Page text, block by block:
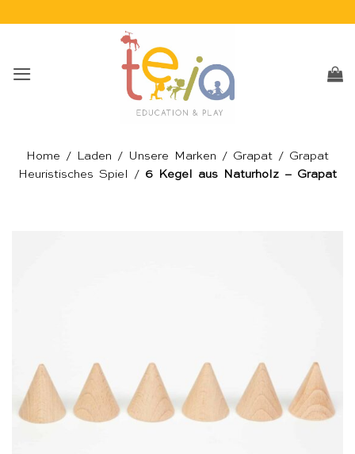
Home / Laden / Unsere Marken / Grapat / Grapat
Heuristisches Spiel
/ 6 Kegel aus Naturholz – Grapat